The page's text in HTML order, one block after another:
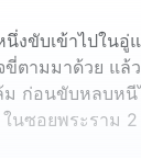
ขับเข้าไปในอู่
ตามมาด้วย แล้
ม ก่อนขับหลบหนี
นซอยพระราม